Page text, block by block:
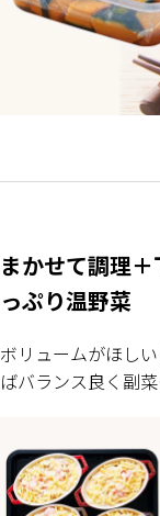
まかせて調理
っぷり温野菜
ボリュームがほし
ばバランス良く副菜